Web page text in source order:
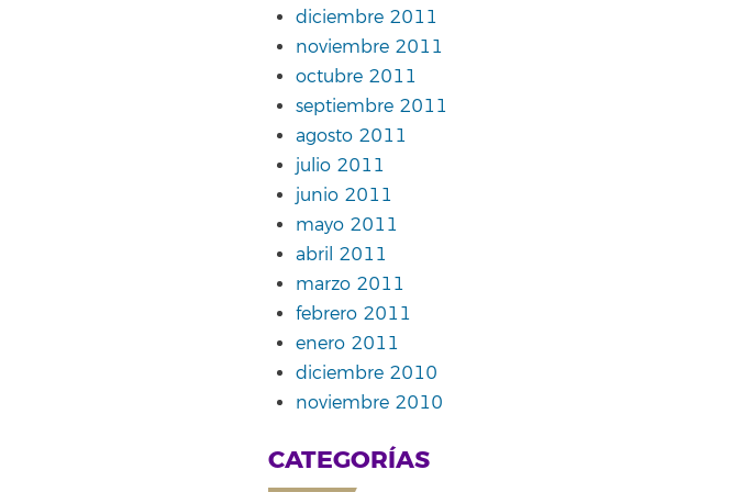
diciembre 2011
noviembre 2011
octubre 2011
septiembre 2011
agosto 2011
julio 2011
junio 2011
mayo 2011
abril 2011
marzo 2011
febrero 2011
enero 2011
diciembre 2010
noviembre 2010
CATEGORÍAS